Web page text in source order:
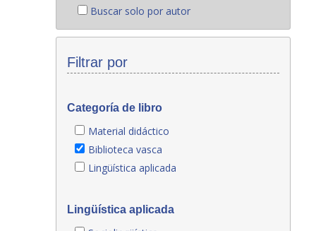
Buscar solo por autor
Filtrar por
Categoría de libro
Material didáctico
Biblioteca vasca
Lingüística aplicada
Lingüística aplicada